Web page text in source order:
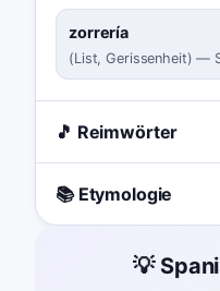
zorrería
(List, Gerissenheit) —
🎵 Reimwörter
📚 Etymologie
💡